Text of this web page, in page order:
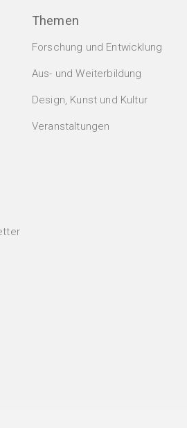
Kultur
Themen
Forschung und Entwicklung
Aus- und Weiterbildung
Design, Kunst und Kultur
Veranstaltungen